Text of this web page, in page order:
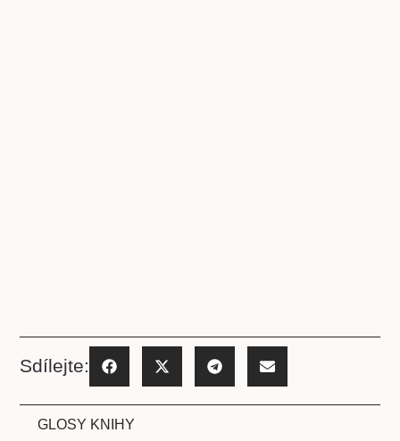
Sdílejte:
GLOSY KNIHY